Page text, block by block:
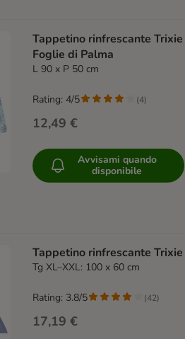
Tappetino rinfrescante Trixie
Foglie di Palma
L 90 x P 50 cm
12,49 €
Rating: 4/5 (4)
Avvisami quando
disponibile
Tappetino rinfrescante Trixie
Tg XL–XXL: 100 x 60 cm
17,19 €
Rating: 3.8/5 (42)